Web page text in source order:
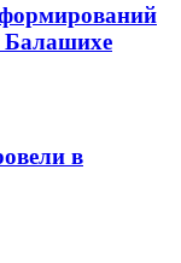
Балашихе
в